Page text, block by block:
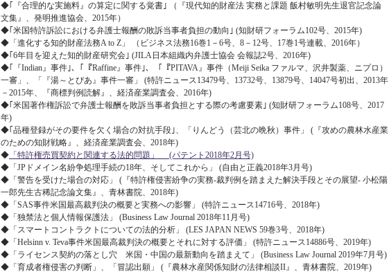
◆｢『合理的な実施料』の算定に関する覚書｣ （『現代知的財産法 実務と課題 飯村敏明先生退官記念論
文集』、発明推進協会、2015年）
◆｢米国特許訴訟における弁護士報酬の敗訴当事者負担の動向｣ (知財研フォーラム102号、2015年)
◆「進化する知的財産法務A to Z」 （ビジネス法務16巻1－6号、8－12号、17巻1号連載、2016年）
◆｢6年目を迎えた知的財産研究会｣ (JILA日本組織内弁護士協会 会報誌2号、2016年)
◆｢『Indian』事件｣、｢『Raffine』事件｣、「『PITAVA』事件（Meiji Seika ファルマ、沢井製薬、ニプロ）
一審」、「『湯～とぴあ』事件一審」 (特許ニュース13479号、13732号、13879号、14047号初出、2013年
－2015年、『商標判例読解』、経済産業調査会、2016年)
◆｢米国著作権訴訟で弁護士報酬を敗訴当事者負担とする際の考慮要素｣ (知財研フォーラム108号、2017
年)
◆｢品種登録がその要件を欠く場合の対抗手段｣、「りんどう（芸北の晩秋）事件」 (『攻めの農林水産業
のための知財戦略』、経済産業調査会、2018年)
◆ 「特許権売買契約と関連する法的問題」 (パテント2018年2月号)
◆「JPドメイン名紛争処理手続の18年、そしてこれから」 (自由と正義2018年3月号)
◆「警告を受けた場合の対応」 (『特許権侵害紛争の実務-裁判例を踏まえた解決手段とその展望- 小松陽
一郎先生古稀記念論文集』、青林書院、2018年)
◆「SAS事件米国最高裁判決の概要と実務への影響」 (特許ニュース14716号、2018年)
◆「独禁法と個人情報保護法」 (Business Law Journal 2018年11月号)
◆「スマートコントラクトについての法的分析」 (LES JAPAN NEWS 59巻3号、2018年)
◆「Helsinn v. Teva事件米国最高裁判決の概要とそれに対する評価」 (特許ニュース14886号、2019年)
◆「ライセンス契約の落とし穴 米国・中国の最新動向を踏まえて」 (Business Law Journal 2019年7月号)
◆「育成者権侵害の判断」、「冒認出願」 (『農林水産関係知財の法律相談II』、青林書院、2019年)